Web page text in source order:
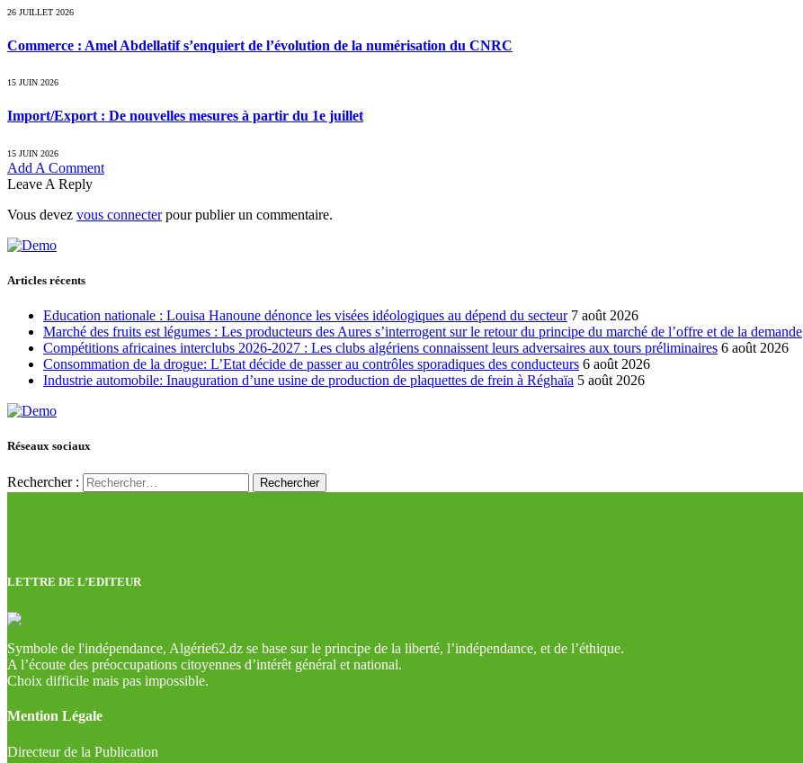
26 JUILLET 2026
Commerce : Amel Abdellatif s’enquiert de l’évolution de la numérisation du CNRC
15 JUIN 2026
Import/Export : De nouvelles mesures à partir du 1e juillet
15 JUIN 2026
Add A Comment
Leave A Reply
Vous devez vous connecterpour publier un commentaire.
Articles récents
Education nationale : Louisa Hanoune dénonce les visées idéologiques au dépend du secteur 7 août 2026
Marché des fruits est légumes : Les producteurs des Aures s’interrogent sur le retour du principe du marché de l’offre et de la demande
Compétitions africaines interclubs 2026-2027 : Les clubs algériens connaissent leurs adversaires aux tours préliminaires 6 août 2026
Consommation de la drogue: L’Etat décide de passer au contrôles sporadiques des conducteurs 6 août 2026
Industrie automobile: Inauguration d’une usine de production de plaquettes de frein à Réghaïa 5 août 2026
Réseaux sociaux
Rechercher :
LETTRE DE L’EDITEUR
Symbole de l'indépendance, Algérie62.dz se base sur le principe de la liberté, l’indépendance, et de l’éthique.
A l’écoute des préoccupations citoyennes d’intérêt général et national.
Choix difficile mais pas impossible.
Mention Légale
Directeur de la Publication